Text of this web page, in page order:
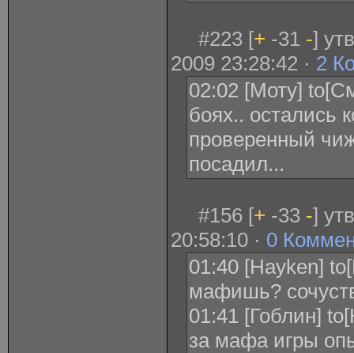
#223 [+ -31 -]
2009 23:28:42 · 2
02:02 [Моту]
боях.. остались
проверенный
посадил...
#156 [+ -33 -]
20:58:10 · 0
01:40 [Hayken]
мафишь?
01:41 [Гоблин]
за мафа игры